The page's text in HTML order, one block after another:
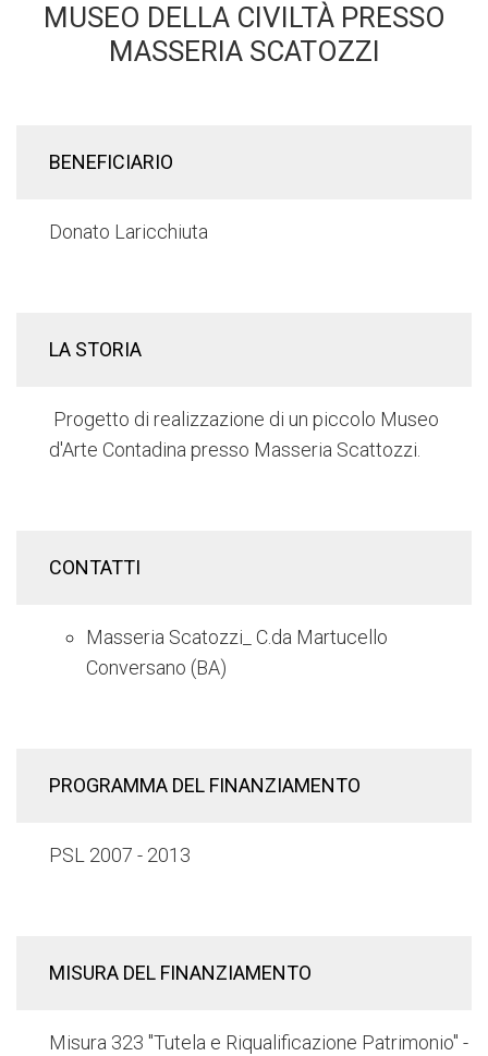
MUSEO DELLA CIVILTÀ PRESSO
MASSERIA SCATOZZI
BENEFICIARIO
Donato Laricchiuta
LA STORIA
Progetto di realizzazione di un piccolo Museo
d'Arte Contadina presso Masseria Scattozzi.
CONTATTI
Masseria Scatozzi_ C.da Martucello
Conversano (BA)
PROGRAMMA DEL FINANZIAMENTO
PSL 2007 - 2013
MISURA DEL FINANZIAMENTO
Misura 323 "Tutela e Riqualificazione Patrimonio" -